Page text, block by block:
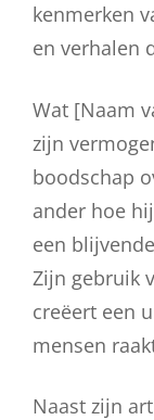
kenmerken
en verhalen
Wat [Naam
zijn
boodschap
ander hoe
een
Zijn gebruik
creëert een
mensen
Naast zijn